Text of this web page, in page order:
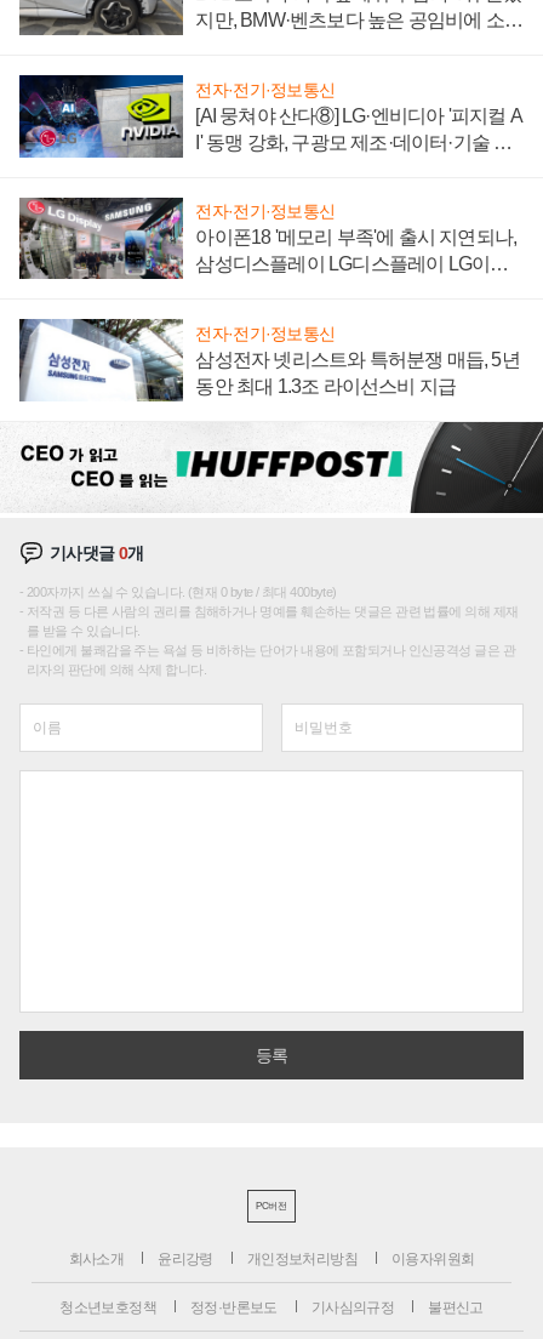
지만, BMW·벤츠보다 높은 공임비에 소비
전자·전기·정보통신
[AI 뭉쳐야 산다⑧] LG·엔비디아 '피지컬 A
I' 동맹 강화, 구광모 제조·데이터·기술 결
전자·전기·정보통신
아이폰18 '메모리 부족'에 출시 지연되나,
삼성디스플레이 LG디스플레이 LG이노
전자·전기·정보통신
삼성전자 넷리스트와 특허분쟁 매듭, 5년
동안 최대 1.3조 라이선스비 지급
기사댓글0개
200자까지 쓰실 수 있습니다. (현재 0 byte / 최대 400byte)
저작권 등 다른 사람의 권리를 침해하거나 명예를 훼손하는 댓글은 관련 법률에 의해 제재
를 받을 수 있습니다.
타인에게 불쾌감을 주는 욕설 등 비하하는 단어가 내용에 포함되거나 인신공격성 글은 관
리자의 판단에 의해 삭제 합니다.
PC버전
회사소개 윤리강령 개인정보처리방침 이용자위원회
청소년보호정책 정정·반론보도 기사심의규정 불편신고